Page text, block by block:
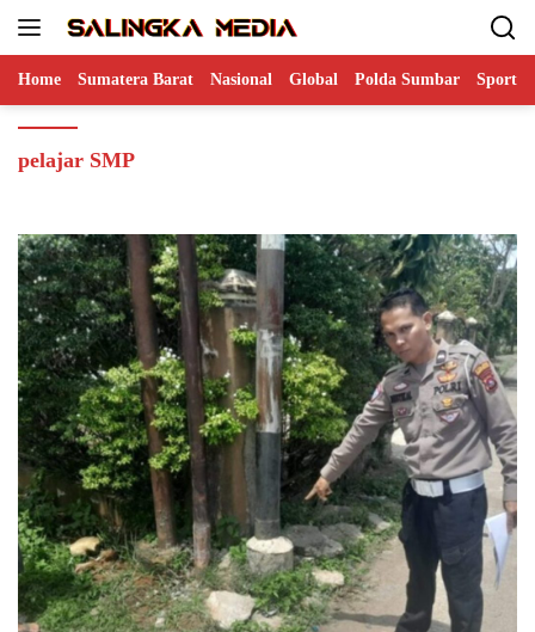
Home Sumatera Barat Nasional Global Polda Sumbar Sports
pelajar SMP